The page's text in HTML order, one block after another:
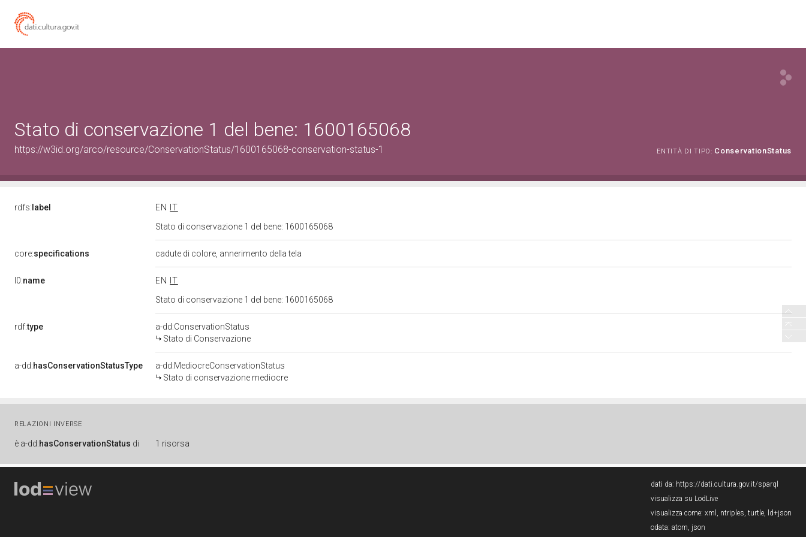
Stato di conservazione 1 del bene: 1600165068
https://w3id.org/arco/resource/ConservationStatus/1600165068-conservation-status-1 ENTITÀ DI TIPO: ConservationStatus
rdfs: label EN
IT
Stato di conservazione 1 del bene: 1600165068
core:specifications cadute di colore, annerimento della tela
l0:name EN
IT
Stato di conservazione 1 del bene: 1600165068
rdf:type
a-dd:ConservationStatus
Stato di Conservazione
a-dd:hasConservationStatusType
a-dd:MediocreConservationStatus
Stato di conservazione mediocre
RELAZIONI INVERSE
è a-dd:hasConservationStatus di 1 risorsa
dati da: https://dati.cultura.gov.it/sparql
visualizza su LodLive
visualizza come: xml , ntriples, turtle, ld+json
odata: atom, json